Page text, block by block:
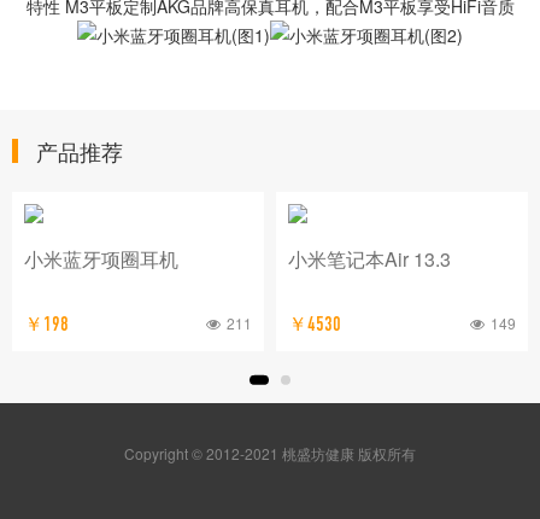
特性 M3平板定制AKG品牌高保真耳机，配合M3平板享受HiFi音质
产品推荐
小米蓝牙项圈耳机
￥198 211
小米笔记本Air 13.3
￥4530 149
Copyright © 2012-2021 桃盛坊健康 版权所有